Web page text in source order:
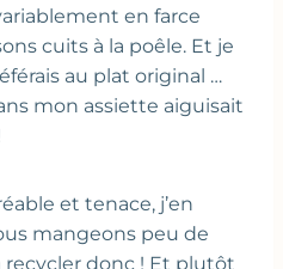
en farce
cuits à la poêle. Et je
au plat original …
mon assiette aiguisait
et tenace, j’en
mangeons peu de
recycler donc ! Et plutôt